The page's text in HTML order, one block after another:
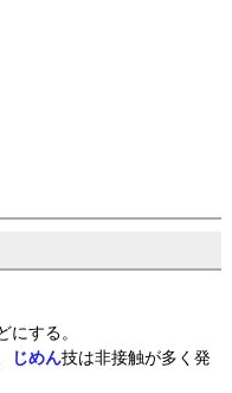
にする。
じめん技は非接触が多く発